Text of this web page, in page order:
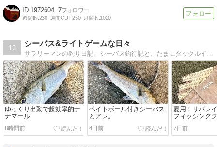
1972604 7
週間IN:230 週間OUT:250 月間IN:1020
13
シーバス&ライトゲームな日々
サラリーマンの釣り日記。シーバス釣行記と、たまにタックルインプレも書きます。2023/4から福岡在住。
ゆっくり出勤で超効率的ナ
ナマール
8時間前
ベイトボール付きシーバス
とアレ。
4日前
夏用！リバレ
フィッシング
7日前